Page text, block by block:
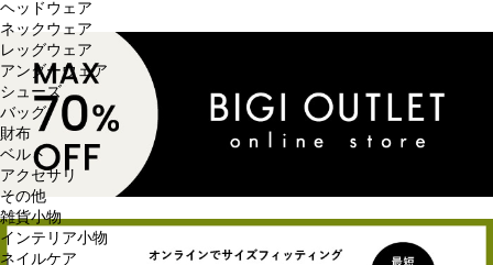
ヘッドウェア
ネックウェア
レッグウェア
アンダーウェア
シューズ
バッグ
財布
ベルト
アクセサリ
その他
雑貨小物
インテリア小物
ネイルケア